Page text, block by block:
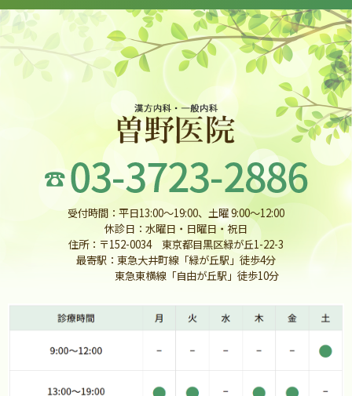
受付時間：平日13:00〜19:00、土曜 9:00〜12:00
休診日：水曜日・日曜日・祝日
住所：〒152-0034 東京都目黒区緑が丘1-22-3
最寄駅：東急大井町線「緑が丘駅」徒歩4分
東急東横線「自由が丘駅」徒歩10分